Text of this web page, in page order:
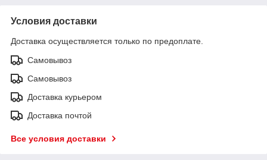
Условия доставки
Доставка осуществляется только по предоплате.
Самовывоз
Самовывоз
Доставка курьером
Доставка почтой
Все условия доставки